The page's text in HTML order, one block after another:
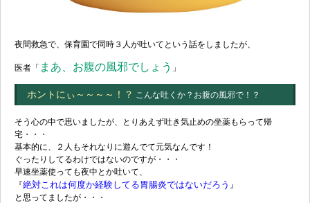
夜間救急で、保育園で同時３人が吐いてという話をしましたが、
医者「 まあ、お腹の風邪でしょう 」
ホントにぃ～～～～！？ こんな吐くか？お腹の風邪で！？
そう心の中で思いましたが、とりあえず吐き気止めの坐薬もらって帰
宅・・・
基本的に、２人もそれなりに遊んでて元気なんです！
ぐったりしてるわけではないのですが・・・
早速坐薬使っても夜中とか吐いて、
『絶対これは何度か経験してる胃腸炎ではないだろう 』
と思ってましたが・・・